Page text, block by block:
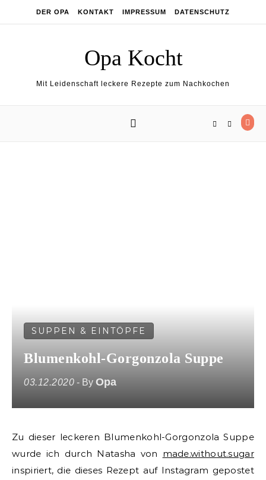
DER OPA KONTAKT IMPRESSUM DATENSCHUTZ
Opa Kocht
Mit Leidenschaft leckere Rezepte zum Nachkochen
SUPPEN & EINTÖPFE
Blumenkohl-Gorgonzola Suppe
03.12.2020 - By Opa
Zu dieser leckeren Blumenkohl-Gorgonzola Suppe
wurde ich durch Natasha von made.without.sugar
inspiriert, die dieses Rezept auf Instagram gepostet